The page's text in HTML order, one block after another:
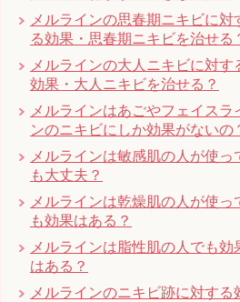
メルラインの思春期ニキビに対
る効果・思春期ニキビを治せる
メルラインの大人ニキビに対す
効果・大人ニキビを治せる？
メルラインはあごやフェイスラ
ンのニキビにしか効果がないの
メルラインは敏感肌の人が使っ
も大丈夫？
メルラインは乾燥肌の人が使っ
も効果はある？
メルラインは脂性肌の人でも効
はある？
メルラインのニキビ跡に対する